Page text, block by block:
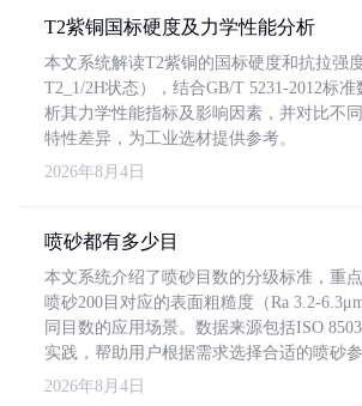
T2紫铜国标硬度及力学性能分析
本文系统解读T2紫铜的国标硬度和抗拉强
T2_1/2H状态），结合GB/T 5231-2012标
析其力学性能指标及影响因素，并对比不
特性差异，为工业选材提供参考。
2026年8月4日
喷砂都有多少目
本文系统介绍了喷砂目数的分级标准，重
喷砂200目对应的表面粗糙度（Ra 3.2-
同目数的应用场景。数据来源包括ISO
实践，帮助用户根据需求选择合适的喷砂参
2026年8月4日